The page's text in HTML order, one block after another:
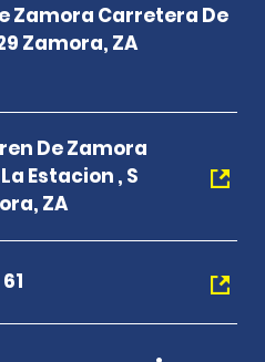
De Zamora
Estacion , S
ZA